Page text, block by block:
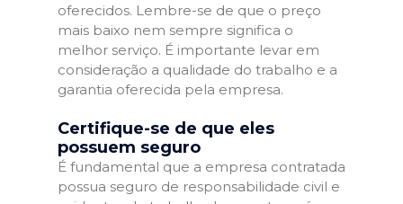
oferecidos. Lembre-se de que o preço
mais baixo nem sempre significa o
melhor serviço. É importante levar em
consideração a qualidade do trabalho e a
garantia oferecida pela empresa.
Certifique-se de que eles
possuem seguro
É fundamental que a empresa contratada
possua seguro de responsabilidade civil e